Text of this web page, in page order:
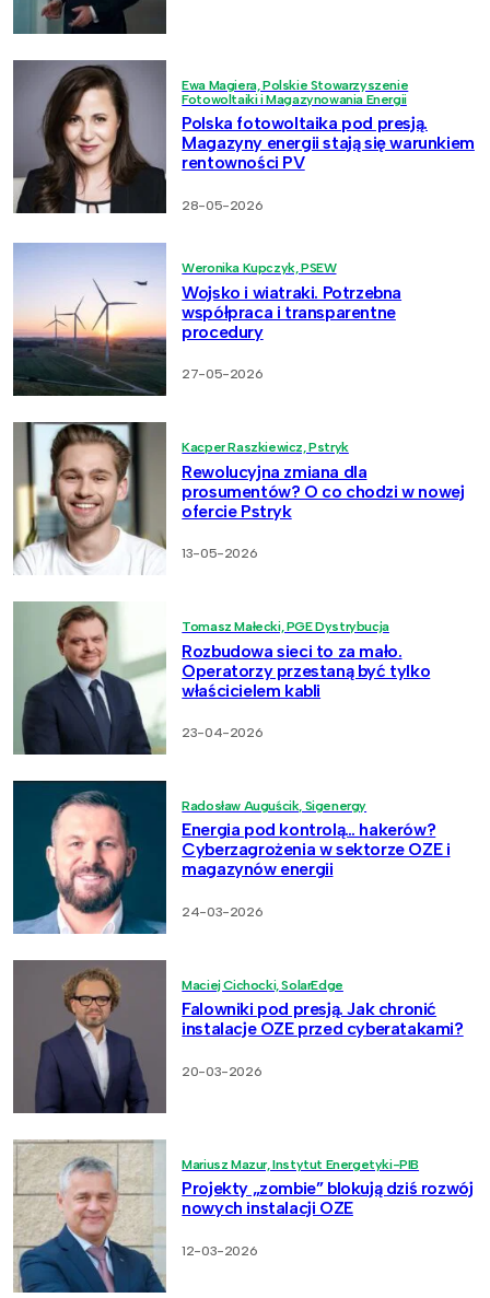
Ewa Magiera, Polskie Stowarzyszenie
Fotowoltaiki i Magazynowania Energii
Polska fotowoltaika pod presją.
Magazyny energii stają się warunkiem
rentowności PV
28-05-2026
Weronika Kupczyk, PSEW
Wojsko i wiatraki. Potrzebna
współpraca i transparentne
procedury
27-05-2026
Kacper Raszkiewicz, Pstryk
Rewolucyjna zmiana dla
prosumentów? O co chodzi w nowej
ofercie Pstryk
13-05-2026
Tomasz Małecki, PGE Dystrybucja
Rozbudowa sieci to za mało.
Operatorzy przestaną być tylko
właścicielem kabli
23-04-2026
Radosław Auguścik, Sigenergy
Energia pod kontrolą… hakerów?
Cyberzagrożenia w sektorze OZE i
magazynów energii
24-03-2026
Maciej Cichocki, SolarEdge
Falowniki pod presją. Jak chronić
instalacje OZE przed cyberatakami?
20-03-2026
Mariusz Mazur, Instytut Energetyki-PIB
Projekty „zombie” blokują dziś rozwój
nowych instalacji OZE
12-03-2026